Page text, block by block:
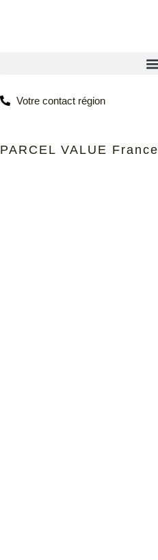
Votre contact région
PARCEL VALUE France